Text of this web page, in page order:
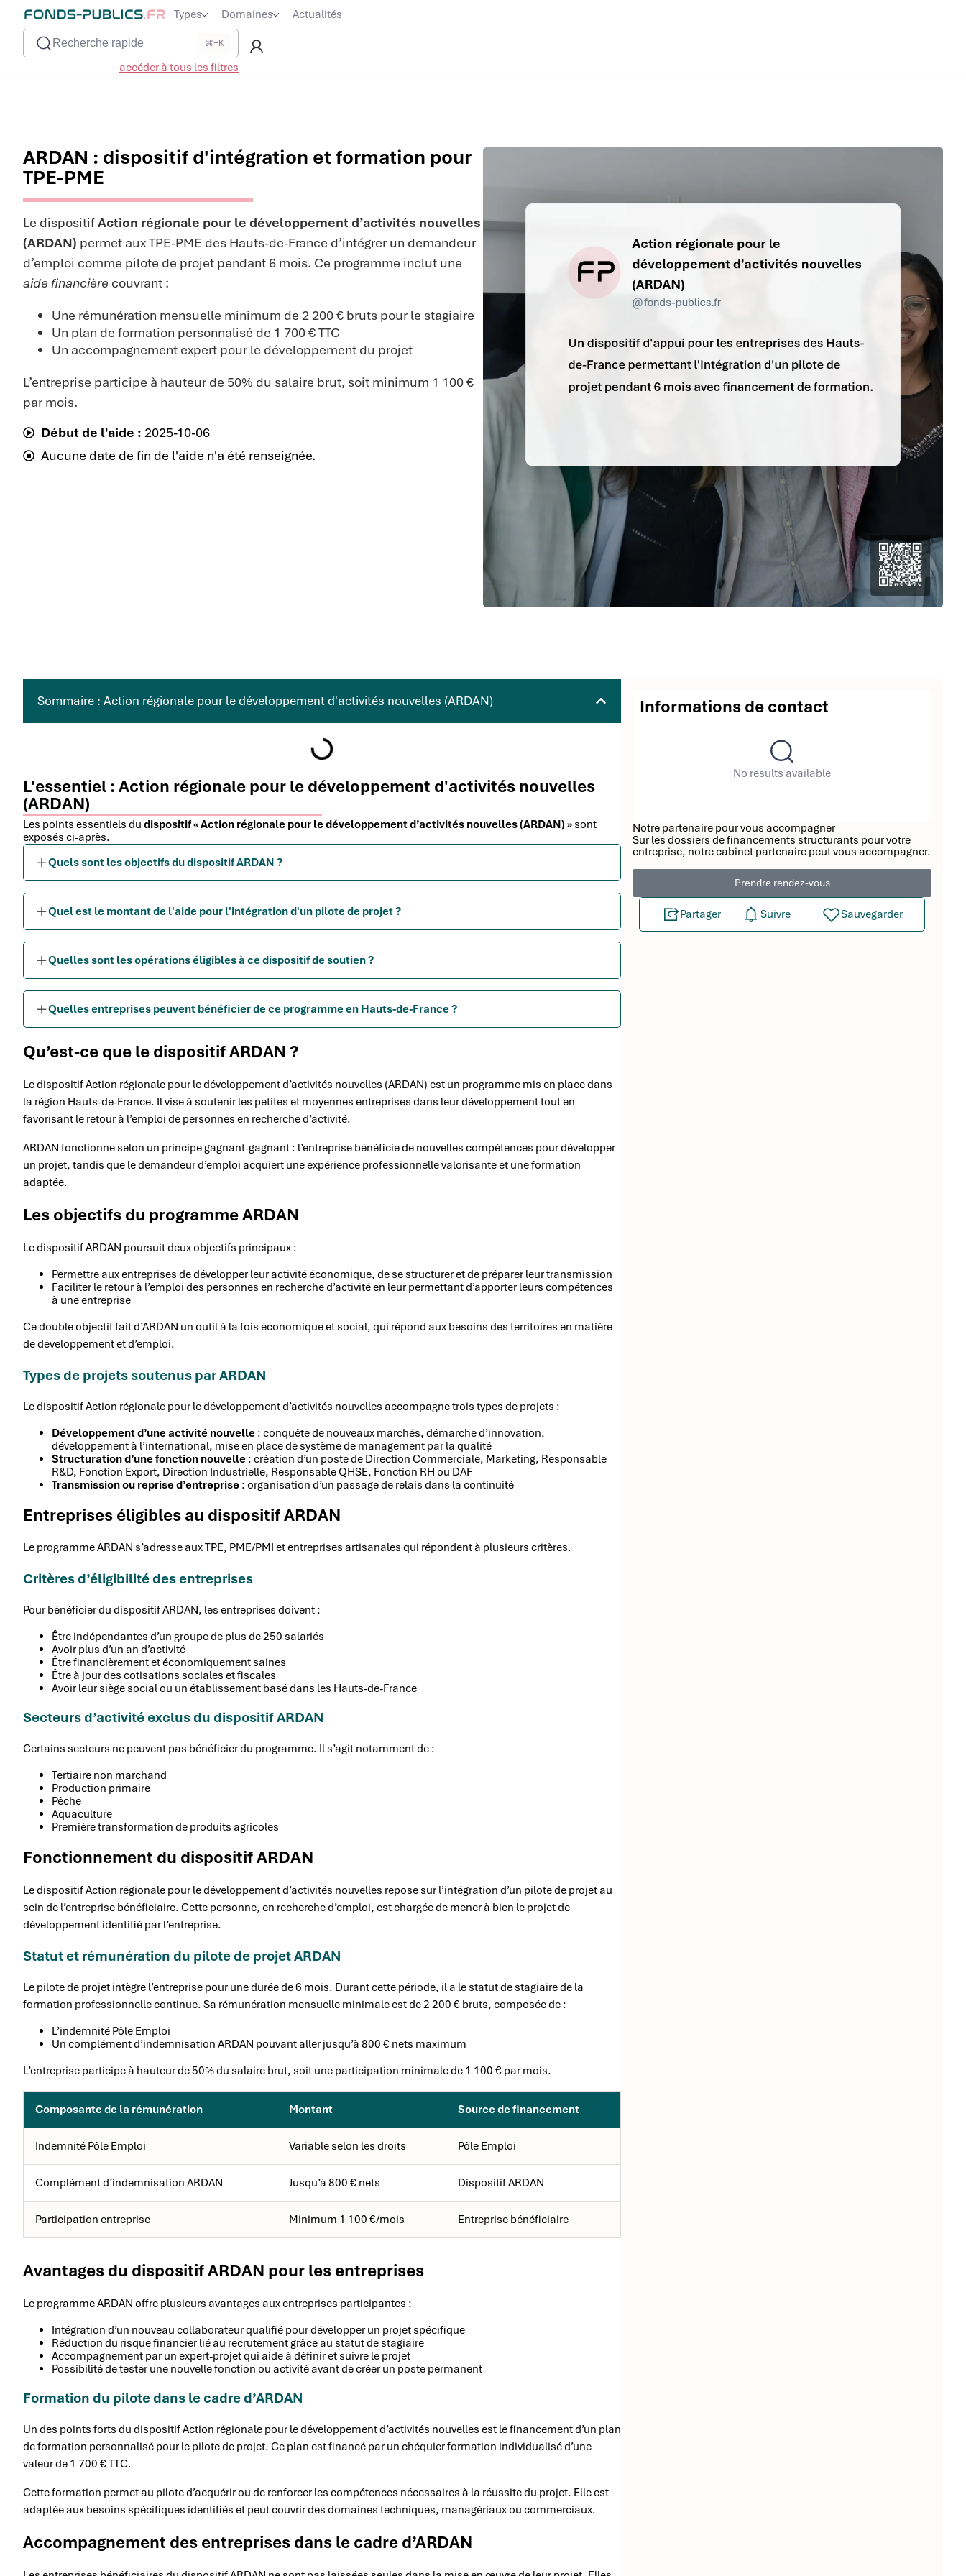
Types Domaines Actualités
Recherche rapide ⌘+K
accéder à tous les filtres
ARDAN : dispositif d'intégration et formation pour
TPE-PME
Le dispositifAction régionale pour le développement d’activités nouvelles
(ARDAN) permet aux TPE-PME des Hauts-de-France d’intégrer un demandeur
d’emploi comme pilote de projet pendant 6 mois. Ce programme inclut une
aide financière couvrant :
Une rémunération mensuelle minimum de 2 200 € bruts pour le stagiaire
Un plan de formation personnalisé de 1 700 € TTC
Un accompagnement expert pour le développement du projet
L’entreprise participe à hauteur de 50% du salaire brut, soit minimum 1 100 €
par mois.
Début de l'aide : 2025-10-06
Aucune date de fin de l'aide n'a été renseignée.
Sommaire : Action régionale pour le développement d'activités nouvelles (ARDAN)
L'essentiel : Action régionale pour le développement d'activités nouvelles
(ARDAN)
Les points essentiels du dispositif « Action régionale pour le développement d’activités nouvelles (ARDAN) » sont
exposés ci-après.
Quels sont les objectifs du dispositif ARDAN ?
Quel est le montant de l'aide pour l'intégration d'un pilote de projet ?
Quelles sont les opérations éligibles à ce dispositif de soutien ?
Quelles entreprises peuvent bénéficier de ce programme en Hauts-de-France ?
Qu’est-ce que le dispositif ARDAN ?
Le dispositif Action régionale pour le développement d’activités nouvelles (ARDAN) est un programme mis en place dans
la région Hauts-de-France. Il vise à soutenir les petites et moyennes entreprises dans leur développement tout en
favorisant le retour à l’emploi de personnes en recherche d’activité.
ARDAN fonctionne selon un principe gagnant-gagnant : l’entreprise bénéficie de nouvelles compétences pour développer
un projet, tandis que le demandeur d’emploi acquiert une expérience professionnelle valorisante et une formation
adaptée.
Les objectifs du programme ARDAN
Le dispositif ARDAN poursuit deux objectifs principaux :
Permettre aux entreprises de développer leur activité économique, de se structurer et de préparer leur transmission
Faciliter le retour à l’emploi des personnes en recherche d’activité en leur permettant d’apporter leurs compétences
à une entreprise
Ce double objectif fait d’ARDAN un outil à la fois économique et social, qui répond aux besoins des territoires en matière
de développement et d’emploi.
Types de projets soutenus par ARDAN
Le dispositif Action régionale pour le développement d’activités nouvelles accompagne trois types de projets :
Développement d’une activité nouvelle : conquête de nouveaux marchés, démarche d’innovation,
développement à l’international, mise en place de système de management par la qualité
Structuration d’une fonction nouvelle : création d’un poste de Direction Commerciale, Marketing, Responsable
R&D, Fonction Export, Direction Industrielle, Responsable QHSE, Fonction RH ou DAF
Transmission ou reprise d’entreprise : organisation d’un passage de relais dans la continuité
Entreprises éligibles au dispositif ARDAN
Le programme ARDAN s’adresse aux TPE, PME/PMI et entreprises artisanales qui répondent à plusieurs critères.
Critères d’éligibilité des entreprises
Pour bénéficier du dispositif ARDAN, les entreprises doivent :
Être indépendantes d’un groupe de plus de 250 salariés
Avoir plus d’un an d’activité
Être financièrement et économiquement saines
Être à jour des cotisations sociales et fiscales
Avoir leur siège social ou un établissement basé dans les Hauts-de-France
Secteurs d’activité exclus du dispositif ARDAN
Certains secteurs ne peuvent pas bénéficier du programme. Il s’agit notamment de :
Tertiaire non marchand
Production primaire
Pêche
Aquaculture
Première transformation de produits agricoles
Fonctionnement du dispositif ARDAN
Le dispositif Action régionale pour le développement d’activités nouvelles repose sur l’intégration d’un pilote de projet au
sein de l’entreprise bénéficiaire. Cette personne, en recherche d’emploi, est chargée de mener à bien le projet de
développement identifié par l’entreprise.
Statut et rémunération du pilote de projet ARDAN
Le pilote de projet intègre l’entreprise pour une durée de 6 mois. Durant cette période, il a le statut de stagiaire de la
formation professionnelle continue. Sa rémunération mensuelle minimale est de 2 200 € bruts, composée de :
L’indemnité Pôle Emploi
Un complément d’indemnisation ARDAN pouvant aller jusqu’à 800 € nets maximum
L’entreprise participe à hauteur de 50% du salaire brut, soit une participation minimale de 1 100 € par mois.
Composante de la rémunération Montant Source de financement
Indemnité Pôle Emploi Variable selon les droits Pôle Emploi
Complément d’indemnisation ARDAN Jusqu’à 800 € nets Dispositif ARDAN
Participation entreprise Minimum 1 100 €/mois Entreprise bénéficiaire
Avantages du dispositif ARDAN pour les entreprises
Le programme ARDAN offre plusieurs avantages aux entreprises participantes :
Intégration d’un nouveau collaborateur qualifié pour développer un projet spécifique
Réduction du risque financier lié au recrutement grâce au statut de stagiaire
Accompagnement par un expert-projet qui aide à définir et suivre le projet
Possibilité de tester une nouvelle fonction ou activité avant de créer un poste permanent
Formation du pilote dans le cadre d’ARDAN
Un des points forts du dispositif Action régionale pour le développement d’activités nouvelles est le financement d’un plan
de formation personnalisé pour le pilote de projet. Ce plan est financé par un chéquier formation individualisé d’une
valeur de 1 700 € TTC.
Cette formation permet au pilote d’acquérir ou de renforcer les compétences nécessaires à la réussite du projet. Elle est
adaptée aux besoins spécifiques identifiés et peut couvrir des domaines techniques, managériaux ou commerciaux.
Accompagnement des entreprises dans le cadre d’ARDAN
Informations de contact
No results available
Notre partenaire pour vous accompagner
Sur les dossiers de financements structurants pour votre
entreprise, notre cabinet partenaire peut vous accompagner.
Prendre rendez-vous
Partager Suivre Sauvegarder